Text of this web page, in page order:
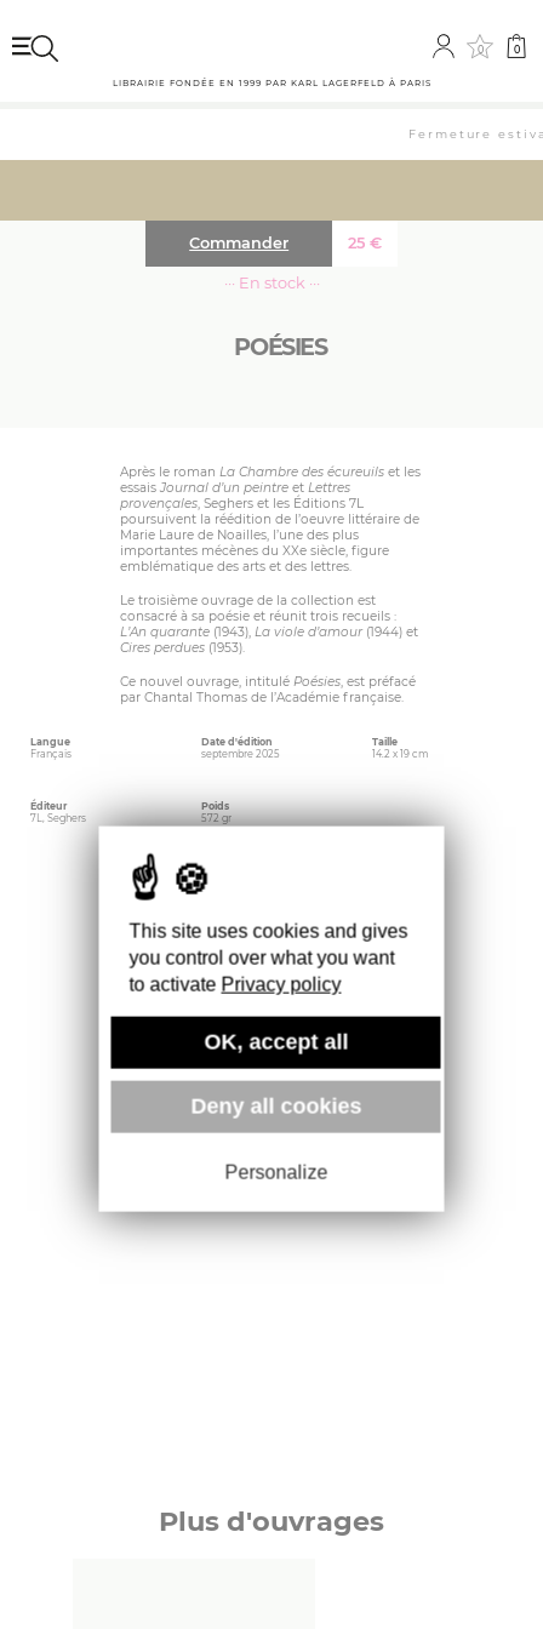
0 0
LIBRAIRIE FONDÉE EN 1999 PAR KARL LAGERFELD À PARIS
Fermeture
POÉSIES
25 €
Commander
··· En stock ···
Après le roman La Chambre des écureuils et les
essais Journal d’un peintre et Lettres
provençales, Seghers et les Éditions 7L
poursuivent la réédition de l’oeuvre littéraire de
Marie Laure de Noailles, l’une des plus
importantes mécènes du XXe siècle, figure
emblématique des arts et des lettres.
Le troisième ouvrage de la collection est
consacré à sa poésie et réunit trois recueils :
L’An quarante (1943), La viole d’amour(1944) et
Cires perdues (1953).
Ce nouvel ouvrage, intitulé Poésies, est préfacé
par Chantal Thomas de l’Académie française.
Langue
Français
Date d'édition
septembre 2025
Taille
14.2 x 19 cm
Éditeur
7L, Seghers
Poids
572 gr
Plus d'ouvrages
This site uses cookies and gives
you control over what you want
to activate Privacy policy
OK, accept all
Deny all cookies
Personalize